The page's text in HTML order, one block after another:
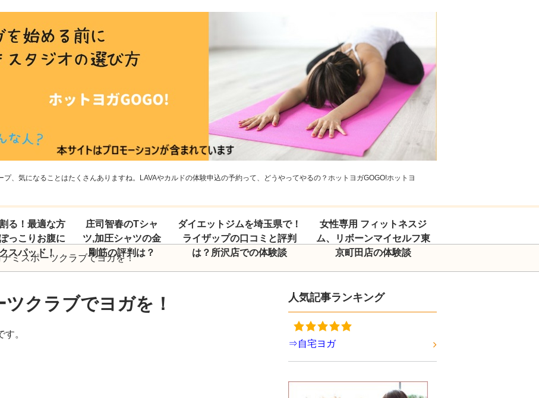
、気になることはたくさんありますね。LAVAやカルドの体験申込の予約って、どうやってやるの？ホットヨガGOGO!ホットヨ
る！最適な方
っこりお腹に
スパッド！
庄司智春のTシャ
ツ,加圧シャツの金
剛筋の評判は？
ダイエットジムを埼玉県で！
ライザップの口コミと評判
は？所沢店での体験談
女性専用 フィットネスジ
ム、リボーンマイセルフ東
京町田店の体験談
ミスポーツクラブでヨガを！
クラブでヨガを！
。
人気記事ランキング
⇒自宅ヨガ